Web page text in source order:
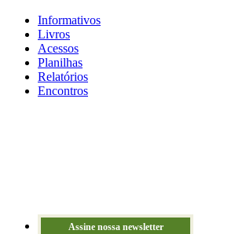
Informativos
Livros
Acessos
Planilhas
Relatórios
Encontros
Assine nossa newsletter